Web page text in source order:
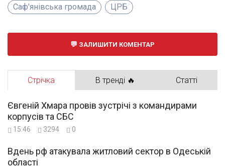
Саф'янівська громада
ЦРБ
ЗАЛИШИТИ КОМЕНТАР
Стрічка В тренді 🔥 Статті
Євгеній Хмара провів зустрічі з командирами
корпусів та СБС
15:46 3294 0
Вдень рф атакувала житловий сектор в Одеській
області